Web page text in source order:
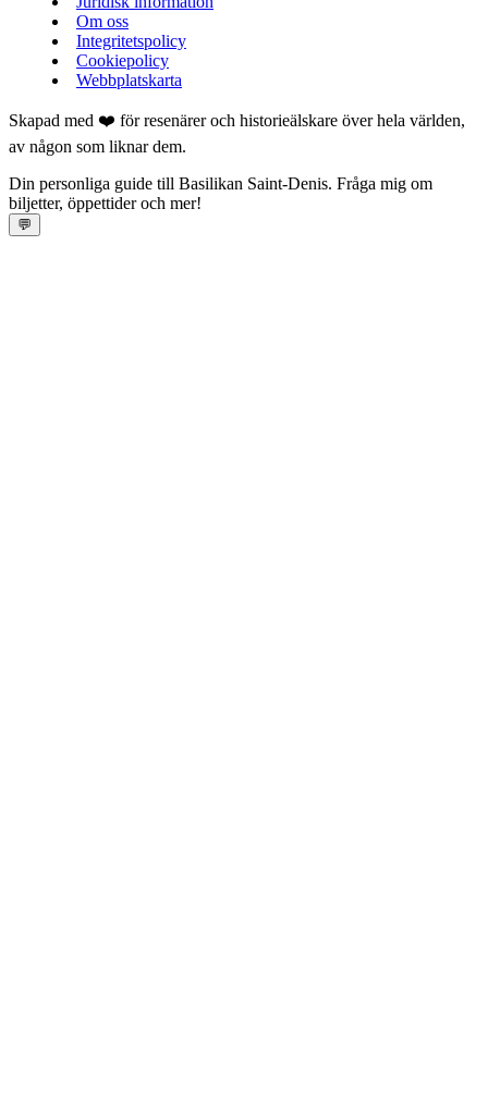
Om oss
Integritetspolicy
Cookiepolicy
Webbplatskarta
Skapad med ❤️ för resenärer och historieälskare över hela världen,
av någon som liknar dem.
Din personliga guide till Basilikan Saint‑Denis. Fråga mig om
biljetter, öppettider och mer!
💬